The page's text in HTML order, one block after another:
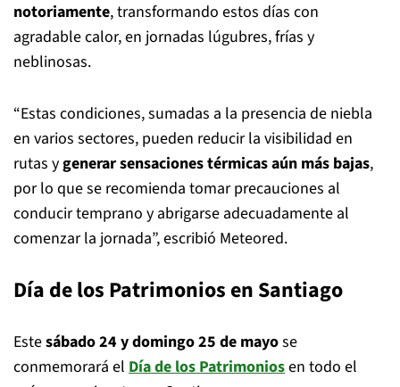
notoriamente, transformando estos días con
agradable calor, en jornadas lúgubres, frías y
neblinosas.
“Estas condiciones, sumadas a la presencia de niebla
en varios sectores, pueden reducir la visibilidad en
rutas ygenerar sensaciones térmicas aún más bajas,
por lo que se recomienda tomar precauciones al
conducir temprano y abrigarse adecuadamente al
comenzar la jornada”, escribió Meteored.
Día de los Patrimonios en Santiago
Estesábado 24 y domingo 25 de mayose
conmemorará el Día de los Patrimoniosen todo el